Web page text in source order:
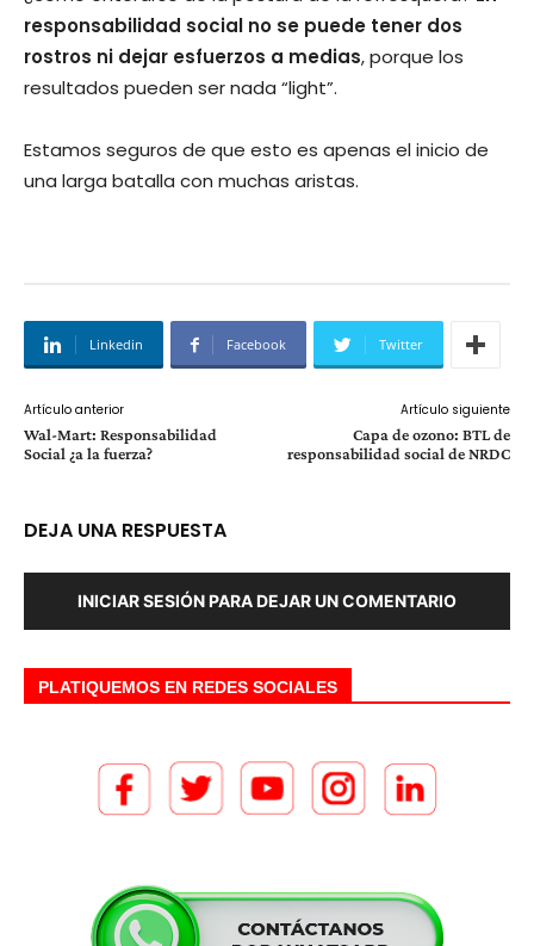
responsabilidad social no se puede tener dos
rostros ni dejar esfuerzos a medias, porque los
resultados pueden ser nada “light”.
Estamos seguros de que esto es apenas el inicio de
una larga batalla con muchas aristas.
Linkedin Facebook Twitter
Artículo anterior
Wal-Mart: Responsabilidad
Social ¿a la fuerza?
Artículo siguiente
Capa de ozono: BTL de
responsabilidad social de NRDC
DEJA UNA RESPUESTA
INICIAR SESIÓN PARA DEJAR UN COMENTARIO
PLATIQUEMOS EN REDES SOCIALES